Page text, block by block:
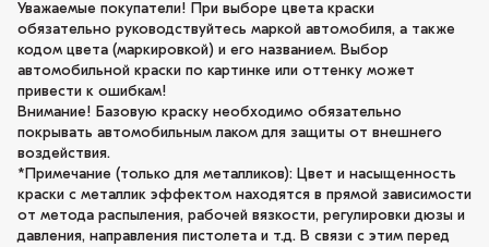
Уважаемые покупатели! При выборе цвета краски
обязательно руководствуйтесь маркой автомобиля, а также
кодом цвета (маркировкой) и его названием. Выбор
автомобильной краски по картинке или оттенку может
привести к ошибкам!
Внимание! Базовую краску необходимо обязательно
покрывать автомобильным лаком для защиты от внешнего
воздействия.
*Примечание (только для металликов): Цвет и насыщенность
краски с металлик эффектом находятся в прямой зависимости
от метода распыления, рабочей вязкости, регулировки дюзы и
давления, направления пистолета и т.д. В связи с этим перед